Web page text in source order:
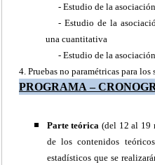
- Estudio de la
- Estudio de la
una cuantitativa
- Estudio de la
4. Pruebas no paramétricas para los
PROGRAMA –
Parte teórica (del 12 al 19
de los contenidos
estadísticos que se